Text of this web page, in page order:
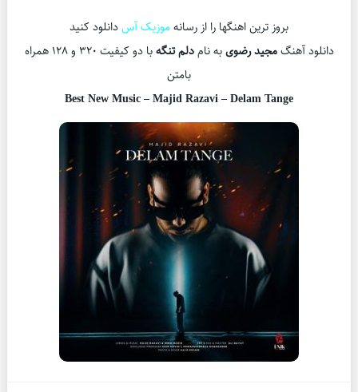
بروز ترین اهنگها را از رسانهموزیک آسدانلود کنید
دانلود آهنگمجید رضویبه نامدلم تنگه
با دو کیفیت ۳۲۰ و ۱۲۸ همراه
بامتن
Best New Music –Majid Razavi – Delam Tange